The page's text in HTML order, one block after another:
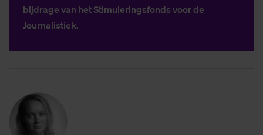
bijdrage van het Stimuleringsfonds voor de
Journalistiek.